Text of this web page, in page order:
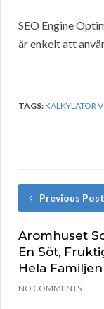
SEO Engine
är enkelt att
TAGS:KALKYLATOR
Previous Post
Aromhuset
En Söt,
Hela Familjen
NO COMMENTS